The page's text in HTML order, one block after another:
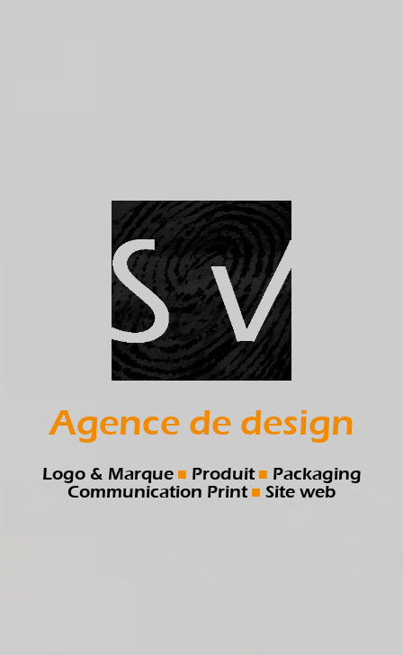
Agence de design
Logo & Marque Produit
Packaging
Communication Print
Site web